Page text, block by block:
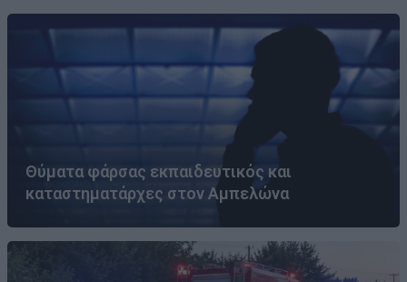
Θύματα φάρσας εκπαιδευτικός και
καταστηματάρχες στον Αμπελώνα